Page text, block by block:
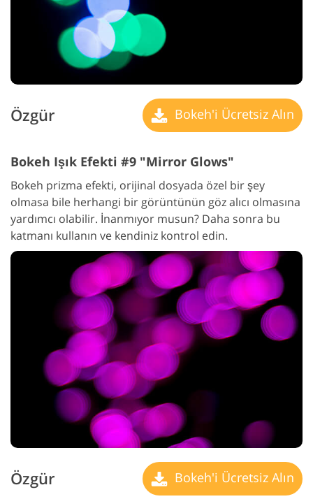
Özgür Bokeh'i Ücretsiz Alın
Bokeh Işık Efekti #9 "Mirror Glows"
Bokeh prizma efekti, orijinal dosyada özel bir şey
olmasa bile herhangi bir görüntünün göz alıcı olmasına
yardımcı olabilir. İnanmıyor musun? Daha sonra bu
katmanı kullanın ve kendiniz kontrol edin.
Özgür Bokeh'i Ücretsiz Alın